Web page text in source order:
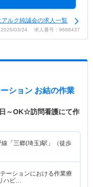
アルク純誠会の求人一覧
2026/03/24 求人番号：9688437
ション お結の作業
～OK☆訪問看護にて作
線「三郷(埼玉)駅」（徒歩
ーションにおける作業療
ハビ…